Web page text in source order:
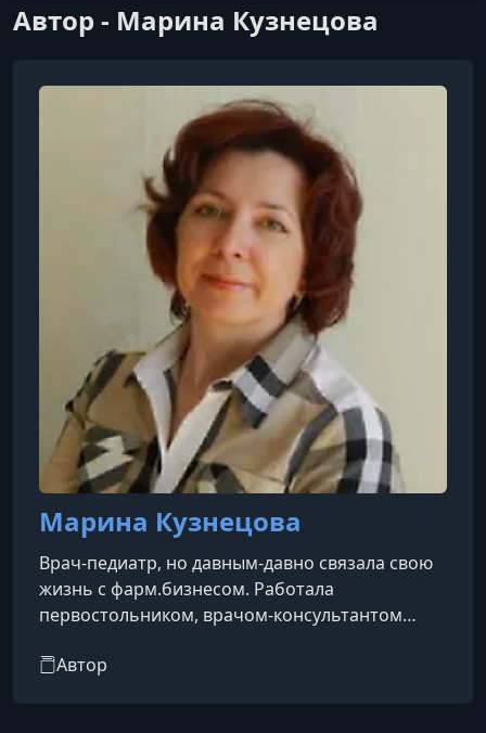
Автор - Марина Кузнецова
Марина Кузнецова
Врач-педиатр, но давным-давно связала свою
жизнь с фарм.бизнесом. Работала
первостольником, врачом-консультантом
фарм. мерчендайзингу, тренинг-
Автор